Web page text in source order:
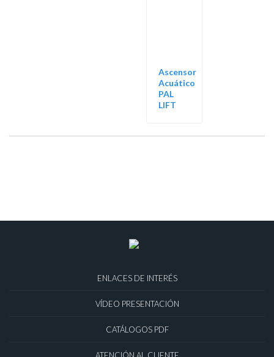
Ascensor
Acuático
PAL
LIFT
ENLACES DE INTERÉS
VÍDEO PRESENTACIÓN
CATÁLOGOS PDF
ATENCIÓN AL CLIENTE